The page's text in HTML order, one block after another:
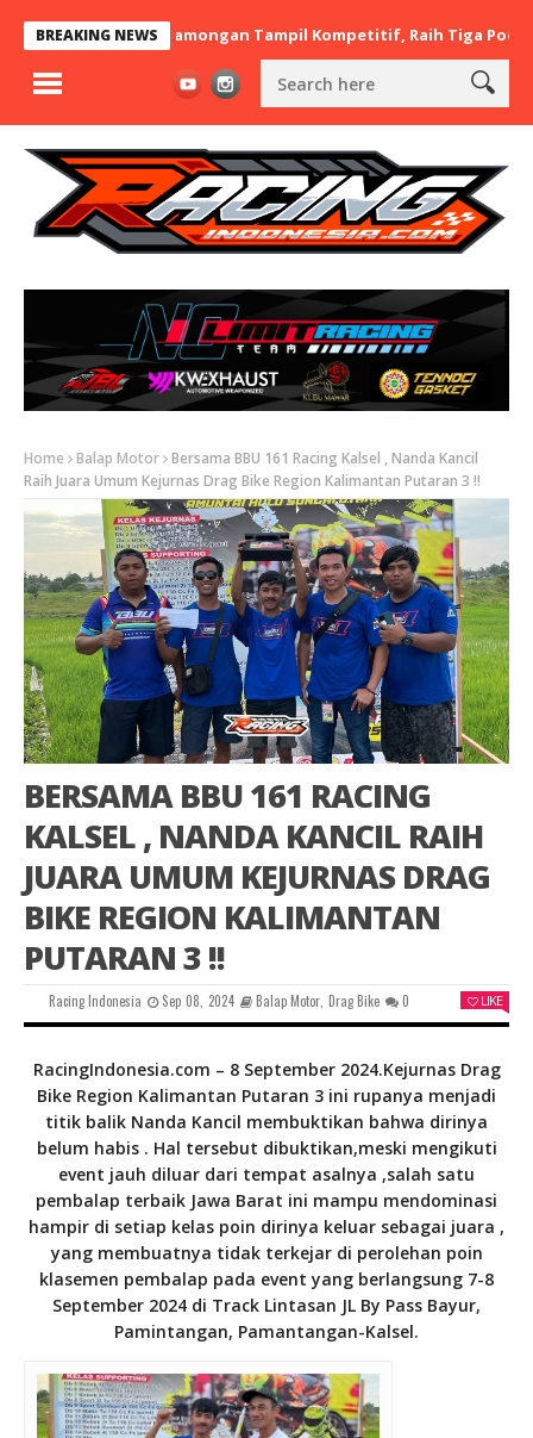
BREAKING NEWS
Asal Lamongan Tampil Kompetitif, Raih Tiga Podium di
Home Balap Motor Bersama BBU 161 Racing Kalsel , Nanda Kancil
Raih Juara Umum Kejurnas Drag Bike Region Kalimantan Putaran 3 !!
BERSAMA BBU 161 RACING
KALSEL , NANDA KANCIL RAIH
JUARA UMUM KEJURNAS DRAG
BIKE REGION KALIMANTAN
PUTARAN 3 !!
Racing Indonesia Sep 08, 2024 Balap Motor, Drag Bike 0 LIKE
RacingIndonesia.com – 8 September 2024.Kejurnas Drag
Bike Region Kalimantan Putaran 3 ini rupanya menjadi
titik balik Nanda Kancil membuktikan bahwa dirinya
belum habis . Hal tersebut dibuktikan,meski mengikuti
event jauh diluar dari tempat asalnya ,salah satu
pembalap terbaik Jawa Barat ini mampu mendominasi
hampir di setiap kelas poin dirinya keluar sebagai juara ,
yang membuatnya tidak terkejar di perolehan poin
klasemen pembalap pada event yang berlangsung 7-8
September 2024 di Track Lintasan JL By Pass Bayur,
Pamintangan, Pamantangan-Kalsel.